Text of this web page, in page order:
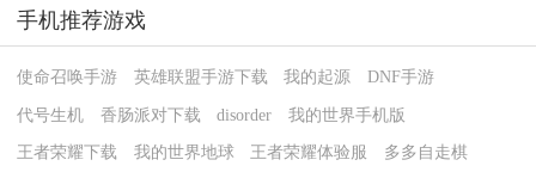
手机推荐游戏
使命召唤手游 英雄联盟手游下载 我的起源 DNF手游
代号生机 香肠派对下载 disorder 我的世界手机版
王者荣耀下载 我的世界地球 王者荣耀体验服 多多自走棋